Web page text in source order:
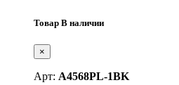
Товар В наличии
×
Арт: A4568PL-1BK